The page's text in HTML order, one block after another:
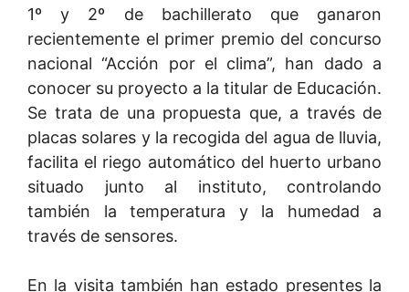
1º y 2º de bachillerato que ganaron
recientemente el primer premio del concurso
nacional “Acción por el clima”, han dado a
conocer su proyecto a la titular de Educación.
Se trata de una propuesta que, a través de
placas solares y la recogida del agua de lluvia,
facilita el riego automático del huerto urbano
situado junto al instituto, controlando
también la temperatura y la humedad a
través de sensores.
En la visita también han estado presentes la